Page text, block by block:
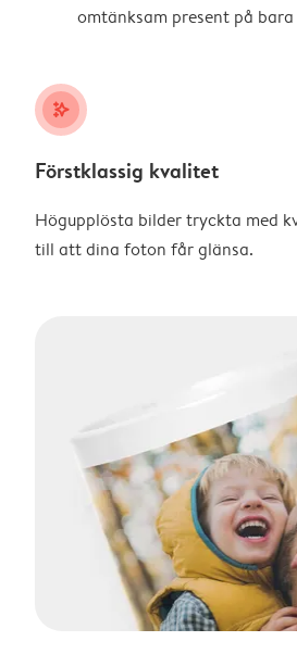
omtänksam present på
stars_plus
Förstklassig kvalitet
Högupplösta bilder tryckta med
till att dina foton får glänsa.